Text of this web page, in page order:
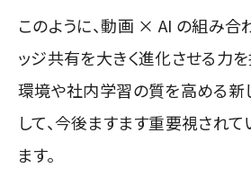
このように、動画 × AI の組み合
ッジ共有を大きく進化させる力を
環境や社内学習の質を高める新
して、今後ますます重要視され
ます。